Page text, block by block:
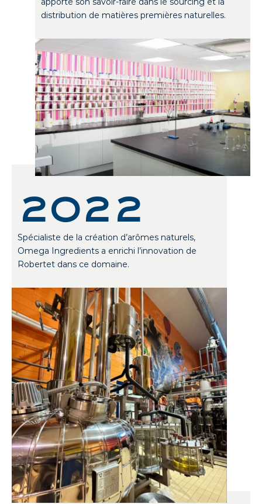
distribution de matières premières naturelles.
2022
Spécialiste de la création d’arômes naturels,
Omega Ingredients a enrichi l’innovation de
Robertet dans ce domaine.